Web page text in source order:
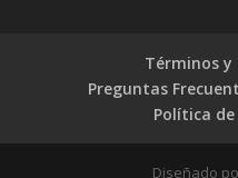
Términos y
Preguntas
Política
Diseñado